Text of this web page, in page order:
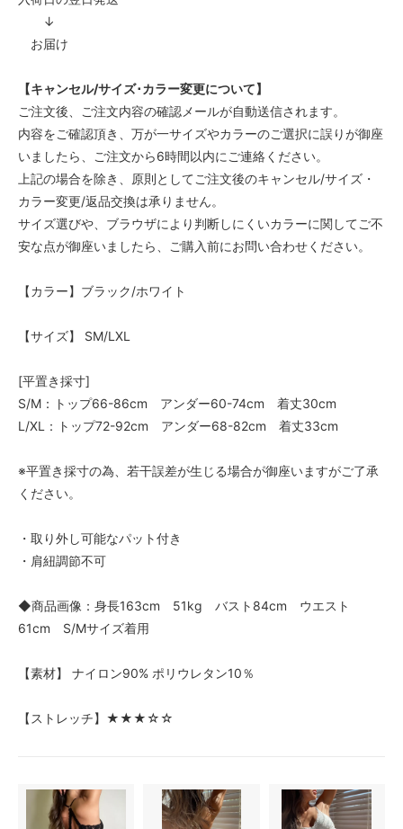
↓
お届け
【キャンセル/サイズ･カラー変更について】
ご注文後、ご注文内容の確認メールが自動送信されます。
内容をご確認頂き、万が一サイズやカラーのご選択に誤りが御座
いましたら、ご注文から6時間以内にご連絡ください。
上記の場合を除き、原則としてご注文後のキャンセル/サイズ・
カラー変更/返品交換は承りません。
サイズ選びや、ブラウザにより判断しにくいカラーに関してご不
安な点が御座いましたら、ご購入前にお問い合わせください。
【カラー】ブラック/ホワイト
【サイズ】 SM/LXL
[平置き採寸]
S/M：トップ66-86cm アンダー60-74cm 着丈30cm
L/XL：トップ72-92cm アンダー68-82cm 着丈33cm
※平置き採寸の為、若干誤差が生じる場合が御座いますがご了承
ください。
・取り外し可能なパット付き
・肩紐調節不可
◆商品画像：身長163cm 51kg バスト84cm ウエスト
61cm S/Mサイズ着用
【素材】 ナイロン90% ポリウレタン10％
【ストレッチ】★★★☆☆